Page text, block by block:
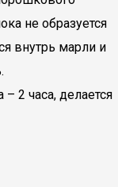
не образуется
внутрь марли и
2 часа, делается